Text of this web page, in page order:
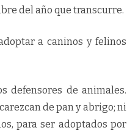
del año que transcurre.
a caninos y felinos
defensores de animales.
de pan y abrigo; ni
para ser adoptados por